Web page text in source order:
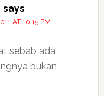
says
AT 10:15 PM
sebab ada
bukan